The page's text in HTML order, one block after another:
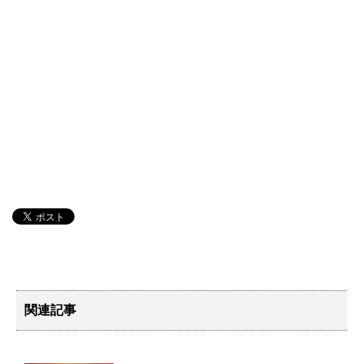
関連記事